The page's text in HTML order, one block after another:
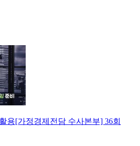
용[가정경제전담 수사본부] 36회